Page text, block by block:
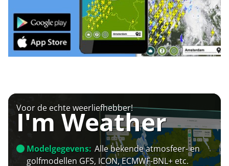
Voor de echte weerliefhebber!
I'm Weather
Modelgegevens: Alle bekende atmosfeer- en
golfmodellen GFS, ICON, ECMWF-BNL+ etc.